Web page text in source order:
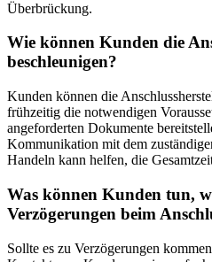
Überbrückung.
Wie können Kunden die
beschleunigen?
Kunden können die
frühzeitig die notwendigen
angeforderten Dokumente
Kommunikation mit dem
Handeln kann helfen, die
Was können Kunden tun,
Verzögerungen beim
Sollte es zu Verzögerungen